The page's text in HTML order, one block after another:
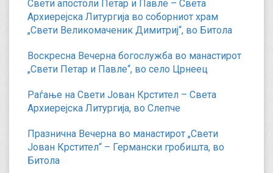
Свети апостоли Петар и Павле – Света
Архиерејска Литургија во соборниот храм
„Свети Великомаченик Димитриј“, во Битола
Воскресна Вечерна богослужба во манастирот
„Свети Петар и Павле“, во село Црнеец
Раѓање на Свети Јован Крстител – Света
Архиерејска Литургија, во Слепче
Празнична Вечерна во манастирот „Свети
Јован Крстител“ – Германски гробишта, во
Битола